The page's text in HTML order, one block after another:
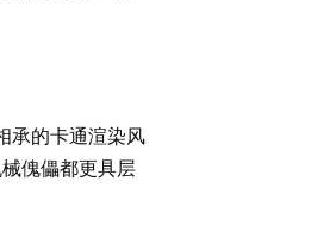
承的卡通渲染风
傀儡都更具层